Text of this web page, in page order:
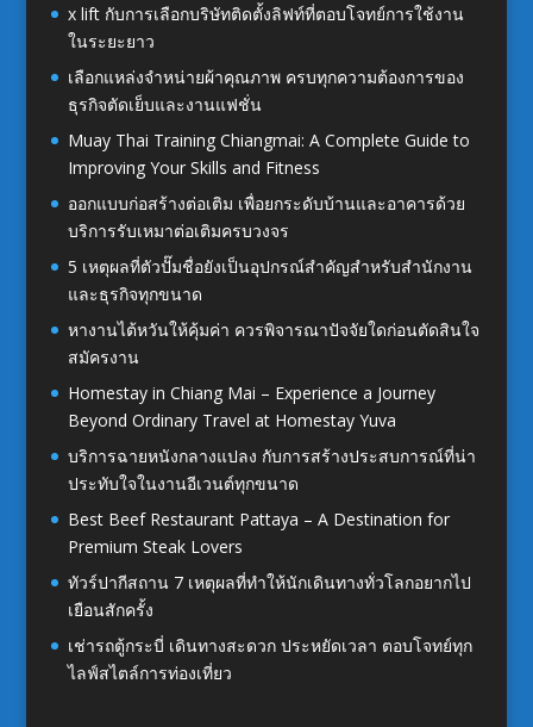
x lift กับการเลือกบริษัทติดตั้งลิฟท์ที่ตอบโจทย์การใช้งาน
ในระยะยาว
เลือกแหล่งจำหน่ายผ้าคุณภาพ ครบทุกความต้องการของ
ธุรกิจตัดเย็บและงานแฟชั่น
Muay Thai Training Chiangmai: A Complete Guide to
Improving Your Skills and Fitness
ออกแบบก่อสร้างต่อเติม เพื่อยกระดับบ้านและอาคารด้วย
บริการรับเหมาต่อเติมครบวงจร
5 เหตุผลที่ตัวปั๊มชื่อยังเป็นอุปกรณ์สำคัญสำหรับสำนักงาน
และธุรกิจทุกขนาด
หางานไต้หวันให้คุ้มค่า ควรพิจารณาปัจจัยใดก่อนตัดสินใจ
สมัครงาน
Homestay in Chiang Mai – Experience a Journey
Beyond Ordinary Travel at Homestay Yuva
บริการฉายหนังกลางแปลง กับการสร้างประสบการณ์ที่น่า
ประทับใจในงานอีเวนต์ทุกขนาด
Best Beef Restaurant Pattaya – A Destination for
Premium Steak Lovers
ทัวร์ปากีสถาน 7 เหตุผลที่ทำให้นักเดินทางทั่วโลกอยากไป
เยือนสักครั้ง
เช่ารถตู้กระบี่ เดินทางสะดวก ประหยัดเวลา ตอบโจทย์ทุก
ไลฟ์สไตล์การท่องเที่ยว